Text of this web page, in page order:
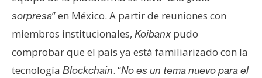
sorpresa” en México. A partir de reuniones con
miembros institucionales, Koibanx pudo
comprobar que el país ya está familiarizado con la
tecnología Blockchain. “No es un tema nuevo para el